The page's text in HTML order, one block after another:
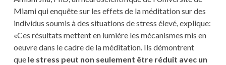
Miami qui enquête sur les effets de la méditation sur des
individus soumis à des situations de stress élevé, explique:
«Ces résultats mettent en lumière les mécanismes mis en
oeuvre dans le cadre de la méditation. Ils démontrent
que le stress peut non seulement être réduit avec un